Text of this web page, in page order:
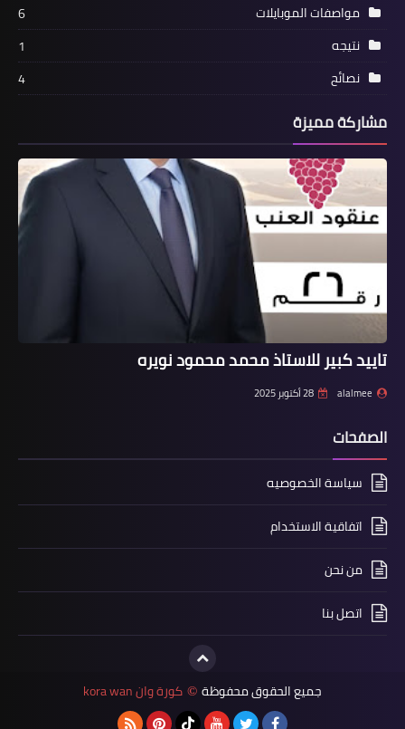
مواصفات الموبايلات
6
نتيجه
1
نصائح
4
مشاركة مميزة
تاييد كبير للاستاذ محمد محمود نويره
alalmee 28 أكتوبر 2025
الصفحات
سياسة الخصوصيه
اتفاقية الاستخدام
من نحن
اتصل بنا
جميع الحقوق محفوظة © كورة وان kora wan